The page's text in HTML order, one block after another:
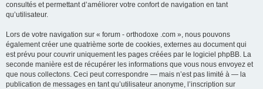
consultés et permettant d’améliorer votre confort de navigation en tant
qu’utilisateur.
Lors de votre navigation sur « forum - orthodoxe .com », nous pouvons
également créer une quatrième sorte de cookies, externes au document qui
est prévu pour couvrir uniquement les pages créées par le logiciel phpBB. La
seconde manière est de récupérer les informations que vous nous envoyez et
que nous collectons. Ceci peut correspondre — mais n’est pas limité à — la
publication de messages en tant qu’utilisateur anonyme, l’inscription sur